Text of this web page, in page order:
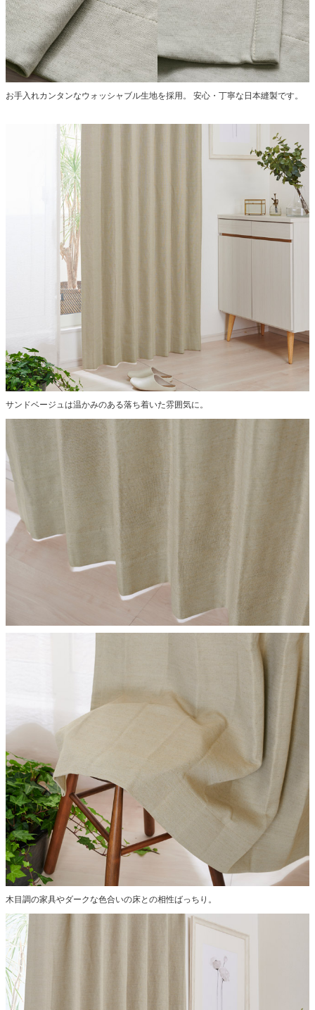
お手入れカンタンなウォッシャブル生地を採用。 安心・丁寧な日本縫製です。
サンドベージュは温かみのある落ち着いた雰囲気に。
木目調の家具やダークな色合いの床との相性ばっちり。